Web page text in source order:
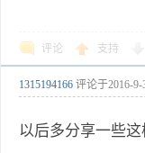
评论 支持
1315194166 评论于2016-9-
以后多分享一些